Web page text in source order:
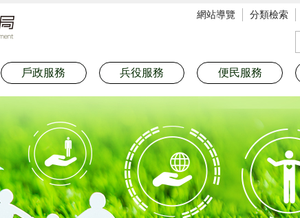
網站導覽 分類檢索
戶政服務 兵役服務 便民服務